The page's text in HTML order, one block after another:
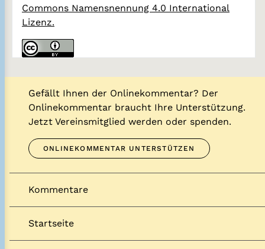
Commons Namensnennung 4.0 International
Lizenz.
Gefällt Ihnen der Onlinekommentar? Der
Onlinekommentar braucht Ihre Unterstützung.
Jetzt Vereinsmitglied werden oder spenden.
ONLINEKOMMENTAR UNTERSTÜTZEN
Kommentare
Startseite